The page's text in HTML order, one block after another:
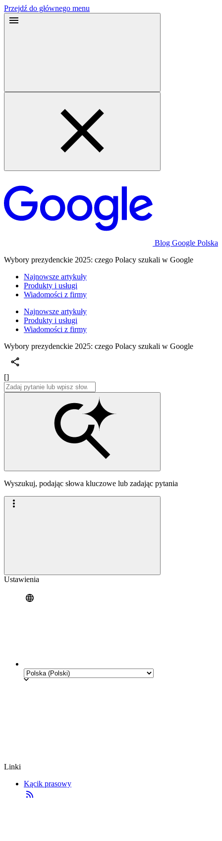
Przejdź do głównego menu
Blog Google Polska
Wybory prezydenckie 2025: czego Polacy szukali w Google
Najnowsze artykuły
Produkty i usługi
Wiadomości z firmy
Najnowsze artykuły
Produkty i usługi
Wiadomości z firmy
Wybory prezydenckie 2025: czego Polacy szukali w Google
[]
Wyszukuj, podając słowa kluczowe lub zadając pytania
Ustawienia
Linki
Kącik prasowy